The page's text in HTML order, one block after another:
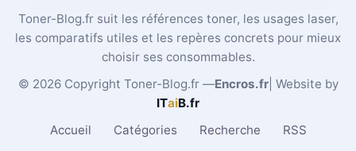
Toner-Blog.fr suit les références toner, les usages laser,
les comparatifs utiles et les repères concrets pour mieux
choisir ses consommables.
© 2026 Copyright Toner-Blog.fr —Encros.fr| Website by
ITaiB.fr
Accueil
Catégories Recherche RSS